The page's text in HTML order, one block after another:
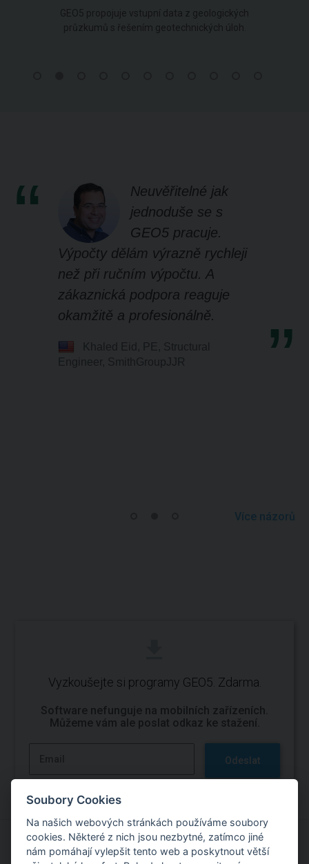
GEO5 propojuje vstupní data z geologických
průzkumů s řešením geotechnických úloh.
Neuvěřitelné jak
jednoduše se s
GEO5 pracuje.
Výpočty dělám výrazně rychleji
než při ručním výpočtu. A
zákaznická podpora reaguje
okamžitě a profesionálně.
Více názorů
Vyzkoušejte si programy GEO5. Zdarma.
Software nefunguje na mobilních zařízeních.
Můžeme vám ale poslat odkaz ke stažení.
Odeslat
Vyzkoušejte si práci s programy GEO5
Soubory Cookies
Na našich webových stránkách používáme soubory
cookies. Některé z nich jsou nezbytné, zatímco jiné
nám pomáhají vylepšit tento web a poskytnout větší